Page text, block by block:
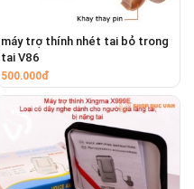
máy trợ thính nhét tai bỏ trong
tai V86
500.000đ